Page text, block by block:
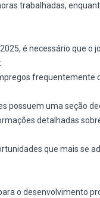
trabalhadas,
é necessário que o
frequentemente
possuem uma seção
detalhadas
que mais se
o desenvolvimento